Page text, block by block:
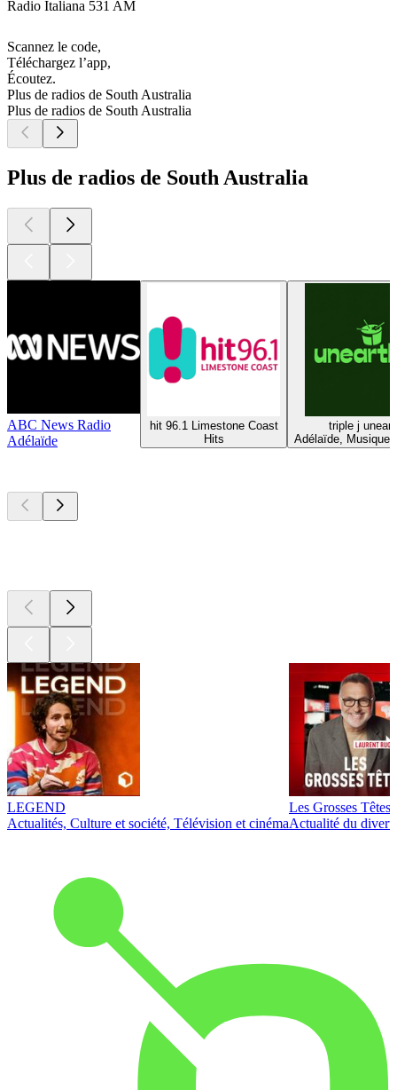
Radio Italiana 531 AM
Scannez le code,
Téléchargez l’app,
Écoutez.
Plus de radios de South Australia
Plus de radios de South Australia
Plus de radios de South Australia
ABC News Radio
Adélaïde
hit 96.1 Limestone Coast
Hits
triple j
Adélaïde, Musique
LEGEND
Actualités, Culture et société, Télévision et cinéma
Les Grosses Têtes
Actualité du